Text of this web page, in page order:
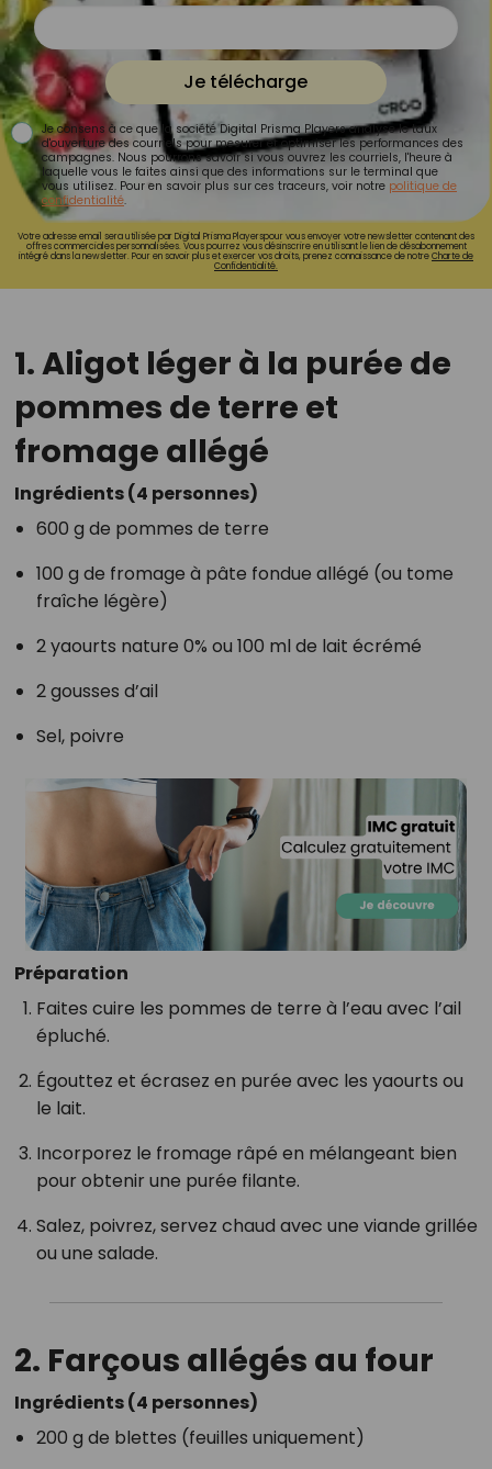
Je télécharge
Je consens à ce que la société Digital Prisma Players analyse le taux
d'ouverture des courriels pour mesurer et optimiser les performances des
campagnes. Nous pourrons savoir si vous ouvrez les courriels, l'heure à
laquelle vous le faites ainsi que des informations sur le terminal que
vous utilisez. Pour en savoir plus sur ces traceurs, voir notre politique de
confidentialité.
Votre adresse email sera utilisée par Digital Prisma Playerspour vous envoyer votre newsletter contenant des
offres commerciales personnalisées. Vous pourrez vous désinscrire en utilisant le lien de désabonnement
intégré dans la newsletter. Pour en savoir plus et exercer vos droits, prenez connaissance de notreCharte de
Confidentialité.
1.Aligot léger à la purée de
pommes de terre et
fromage allégé
Ingrédients (4 personnes)
600 g de pommes de terre
100 g de fromage à pâte fondue allégé (ou tome
fraîche légère)
2 yaourts nature 0% ou 100 ml de lait écrémé
2 gousses d’ail
Sel, poivre
Préparation
Faites cuire les pommes de terre à l’eau avec l’ail
épluché.
Égouttez et écrasez en purée avec les yaourts ou
le lait.
Incorporez le fromage râpé en mélangeant bien
pour obtenir une purée filante.
Salez, poivrez, servez chaud avec une viande grillée
ou une salade.
2. Farçous allégés au four
Ingrédients (4 personnes)
200 g de blettes (feuilles uniquement)